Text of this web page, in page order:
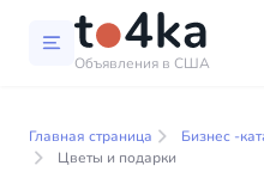
Объявления в США
В нашем каталоге
Главная страница Бизнес -
Цветы и подарки